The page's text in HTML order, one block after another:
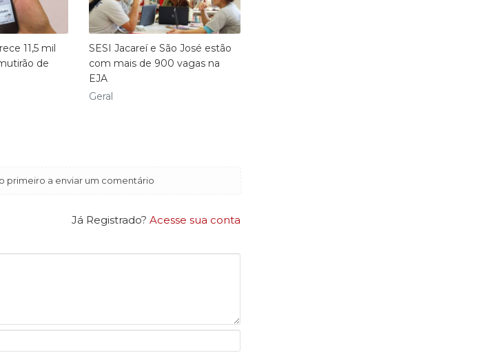
11,5 mil
de
SESI Jacareí e São José estão
com mais de 900 vagas na
EJA
Geral
primeiro a enviar um comentário
Já Registrado? Acesse sua conta